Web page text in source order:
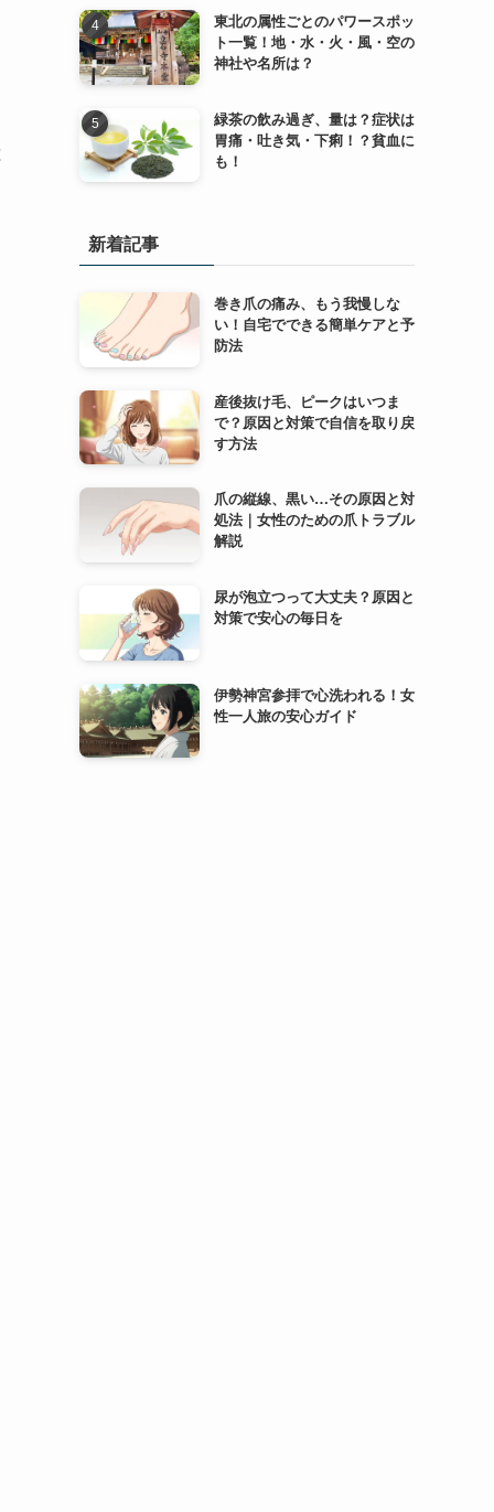
東北の属性ごとのパワースポッ
ト一覧！地・水・火・風・空の
神社や名所は？
緑茶の飲み過ぎ、量は？症状は
胃痛・吐き気・下痢！？貧血に
も！
新着記事
巻き爪の痛み、もう我慢しな
い！自宅でできる簡単ケアと予
防法
産後抜け毛、ピークはいつま
で？原因と対策で自信を取り戻
す方法
爪の縦線、黒い…その原因と対
処法｜女性のための爪トラブル
解説
尿が泡立つって大丈夫？原因と
対策で安心の毎日を
伊勢神宮参拝で心洗われる！女
性一人旅の安心ガイド